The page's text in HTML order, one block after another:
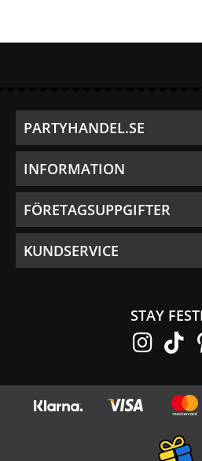
PARTYHANDEL.SE
INFORMATION
FÖRETAGSUPPGIFTER
KUNDSERVICE
STAY